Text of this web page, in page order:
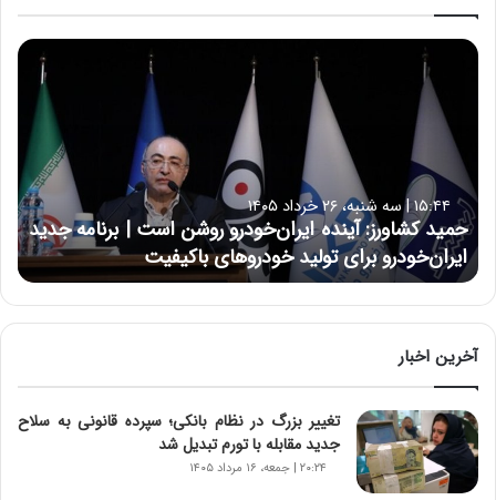
ح
ش
ا
و
ر
ز
:
آ
ی
ن
ه
ا
ی
ر
ا
۱۵:۴۴ | سه شنبه، ۲۶ خرداد ۱۴۰۵
حمید کشاورز: آینده ایران‌خودرو روشن است | برنامه جدید
ایران‌خودرو برای تولید خودروهای باکیفیت
آخرین اخبار
تغییر بزرگ در نظام بانکی؛ سپرده قانونی به سلاح
جدید مقابله با تورم تبدیل شد
۲۰:۲۴ | جمعه، ۱۶ مرداد ۱۴۰۵